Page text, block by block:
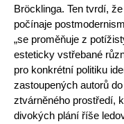
Bröcklinga. Ten tvrdí, že
počínaje
„se proměňuje z
esteticky vstřebané
pro konkrétní politiku
zastoupených autorů
ztvárněného prostředí,
divokých plání říše